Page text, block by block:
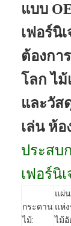
แบบ
เฟอร์นิ
ต้องกา
โลก ไ
และวัส
เล่น ห้อ
ประสบ
เฟอร์นิ
กระดาน
ไม้:
แผ่
แห่
ไม้อั